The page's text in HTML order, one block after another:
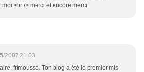
moi.<br /> merci et encore merci
2007 21:03
frimousse. Ton blog a été le premier mis